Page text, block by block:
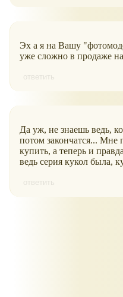
Эх а я на Вашу
уже сложно в продаже
ответить
Да уж, не знаешь ведь,
потом закончатся... Мне
купить, а теперь и
ведь серия кукол была,
ответить